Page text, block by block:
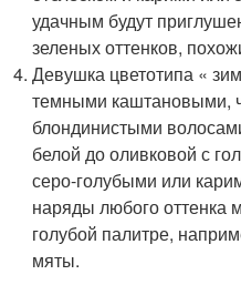
удачным будут
зеленых оттенков,
Девушка цветотипа «
темными каштановыми,
блондинистыми
белой до оливковой с
серо-голубыми или
наряды любого оттенка
голубой палитре,
мяты.